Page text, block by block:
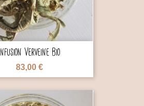
Infusion Verveine Bio
83,00 €